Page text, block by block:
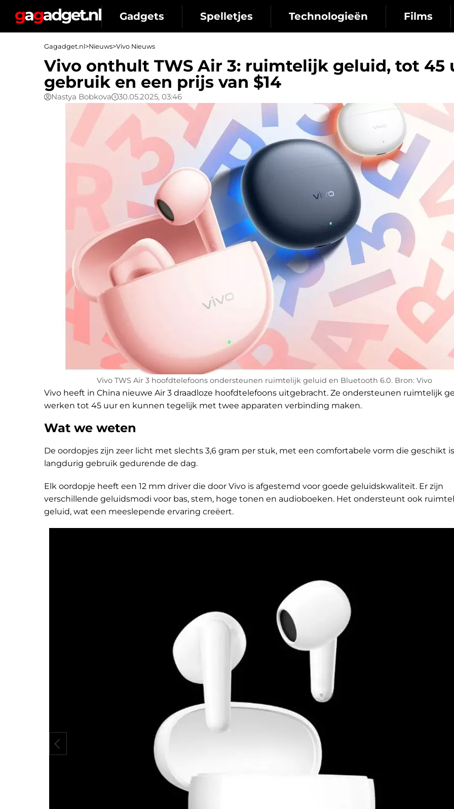
Gadgets Spelletjes Technologieën Films
Gagadget.nl>Nieuws>Vivo Nieuws
Vivo onthult TWS Air 3: ruimtelijk geluid, tot 45
gebruik en een prijs van $14
Nastya Bobkova 30.05.2025, 03:46
Vivo TWS Air 3 hoofdtelefoons ondersteunen ruimtelijk geluid en Bluetooth 6.0. Bron: Vivo
Vivo heeft in China nieuwe Air 3 draadloze hoofdtelefoons uitgebracht. Ze ondersteunen ruimtelijk
werken tot 45 uur en kunnen tegelijk met twee apparaten verbinding maken.
Wat we weten
De oordopjes zijn zeer licht met slechts 3,6 gram per stuk, met een comfortabele vorm die geschikt
langdurig gebruik gedurende de dag.
Elk oordopje heeft een 12 mm driver die door Vivo is afgestemd voor goede geluidskwaliteit. Er zijn
verschillende geluidsmodi voor bas, stem, hoge tonen en audioboeken. Het ondersteunt ook
geluid, wat een meeslepende ervaring creëert.